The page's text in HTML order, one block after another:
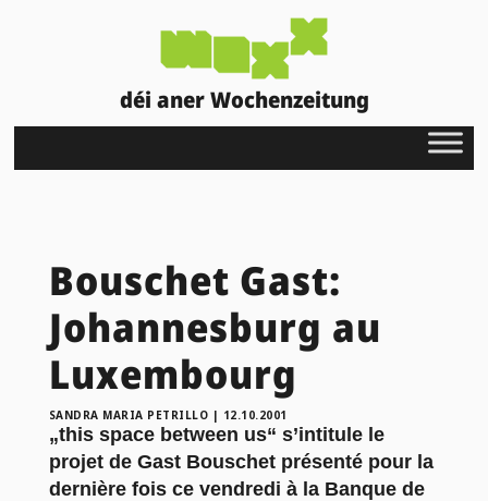
déi aner Wochenzeitung
Bouschet Gast:
Johannesburg au
Luxembourg
SANDRA MARIA PETRILLO | 12.10.2001
„this space between us“ s’intitule le
projet de Gast Bouschet présenté pour la
dernière fois ce vendredi à la Banque de